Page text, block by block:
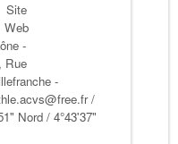
Site
Web
-
Rue
-
/
Nord / 4°43'37"